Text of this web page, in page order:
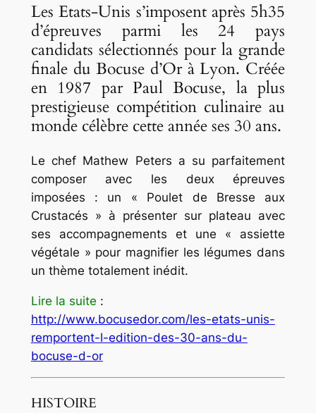
Les Etats-Unis s’imposent après 5h35
d’épreuves parmi les 24 pays
candidats sélectionnés pour la grande
finale du Bocuse d’Or à Lyon. Créée
en 1987 par Paul Bocuse, la plus
prestigieuse compétition culinaire au
monde célèbre cette année ses 30 ans.
Le chef Mathew Peters a su parfaitement
composer avec les deux épreuves
imposées : un « Poulet de Bresse aux
Crustacés » à présenter sur plateau avec
ses accompagnements et une « assiette
végétale » pour magnifier les légumes dans
un thème totalement inédit.
Lire la suite :
http://www.bocusedor.com/les-etats-unis-
remportent-l-edition-des-30-ans-du-
bocuse-d-or
HISTOIRE